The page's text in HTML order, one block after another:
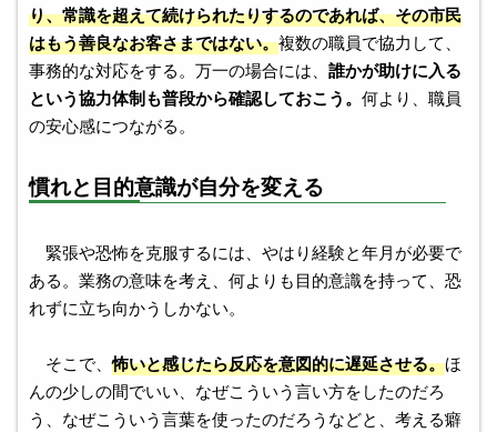
り、常識を超えて続けられたりするのであれば、その市民
はもう善良なお客さまではない。複数の職員で協力して、
事務的な対応をする。万一の場合には、 誰かが助けに入る
という協力体制も普段から確認しておこう。 何より、職員
の安心感につながる。
慣れと目的意識が自分を変える
緊張や恐怖を克服するには、やはり経験と年月が必要で
ある。業務の意味を考え、何よりも目的意識を持って、恐
れずに立ち向かうしかない。
そこで、怖いと感じたら反応を意図的に遅延させる。ほ
んの少しの間でいい、なぜこういう言い方をしたのだろ
う、なぜこういう言葉を使ったのだろうなどと、考える癖